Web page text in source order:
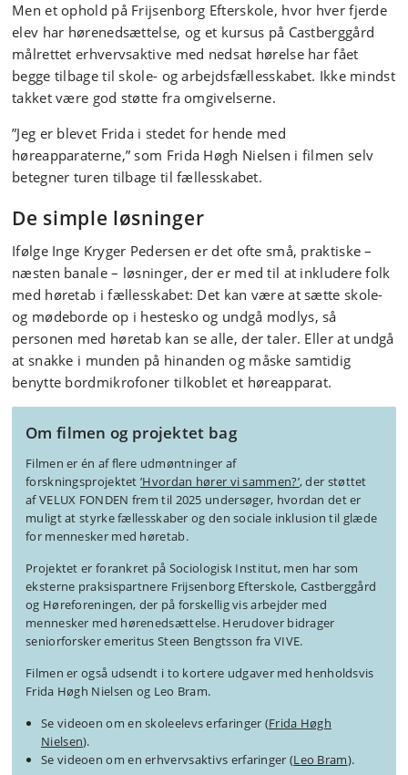
Men et ophold på Frijsenborg Efterskole, hvor hver fjerde
elev har hørenedsættelse, og et kursus på Castberggård
målrettet erhvervsaktive med nedsat hørelse har fået
begge tilbage til skole- og arbejdsfællesskabet. Ikke mindst
takket være god støtte fra omgivelserne.
”Jeg er blevet Frida i stedet for hende med
høreapparaterne,” som Frida Høgh Nielsen i filmen selv
betegner turen tilbage til fællesskabet.
De simple løsninger
Ifølge Inge Kryger Pedersen er det ofte små, praktiske –
næsten banale – løsninger, der er med til at inkludere folk
med høretab i fællesskabet: Det kan være at sætte skole-
og mødeborde op i hestesko og undgå modlys, så
personen med høretab kan se alle, der taler. Eller at undgå
at snakke i munden på hinanden og måske samtidig
benytte bordmikrofoner tilkoblet et høreapparat.
Om filmen og projektet bag
Filmen er én af flere udmøntninger af
forskningsprojektet’Hvordan hører vi sammen?’, der støttet
af VELUX FONDEN frem til 2025 undersøger, hvordan det er
muligt at styrke fællesskaber og den sociale inklusion til glæde
for mennesker med høretab.
Projektet er forankret på Sociologisk Institut, men har som
eksterne praksispartnere Frijsenborg Efterskole, Castberggård
og Høreforeningen, der på forskellig vis arbejder med
mennesker med hørenedsættelse. Herudover bidrager
seniorforsker emeritus Steen Bengtsson fra VIVE.
Filmen er også udsendt i to kortere udgaver med henholdsvis
Frida Høgh Nielsen og Leo Bram.
Se videoen om en skoleelevs erfaringer (Frida Høgh
Nielsen).
Se videoen om en erhvervsaktivs erfaringer (Leo Bram).